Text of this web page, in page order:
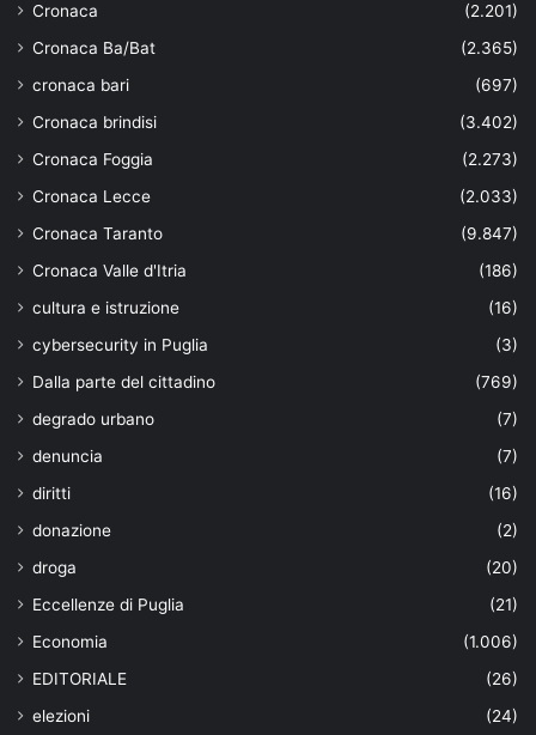
Cronaca
(2.201)
Cronaca Ba/Bat
(2.365)
cronaca bari
(697)
Cronaca brindisi
(3.402)
Cronaca Foggia
(2.273)
Cronaca Lecce
(2.033)
Cronaca Taranto
(9.847)
Cronaca Valle d'Itria
(186)
cultura e istruzione
(16)
cybersecurity in Puglia
(3)
Dalla parte del cittadino
(769)
degrado urbano
(7)
denuncia
(7)
diritti
(16)
donazione
(2)
droga
(20)
Eccellenze di Puglia
(21)
Economia
(1.006)
EDITORIALE
(26)
elezioni
(24)